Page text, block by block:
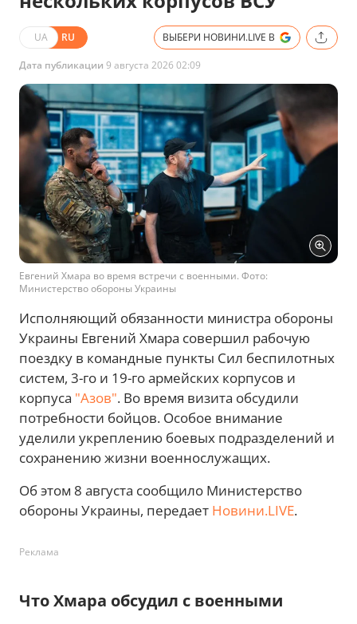
UA RU ВЫБЕРИ НОВИНИ.LIVE В
Дата публикации 9 августа 2026 02:09
Евгений Хмара во время встречи с военными. Фото:
Министерство обороны Украины
Исполняющий обязанности министра обороны
Украины Евгений Хмара совершил рабочую
поездку в командные пункты Сил беспилотных
систем, 3-го и 19-го армейских корпусов и
корпуса "Азов". Во время визита обсудили
потребности бойцов. Особое внимание
уделили укреплению боевых подразделений и
сохранению жизни военнослужащих.
Об этом 8 августа сообщило Министерство
обороны Украины, передает Новини.LIVE.
Реклама
Что Хмара обсудил с военными